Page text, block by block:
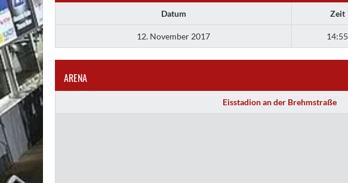
Datum Zeit
12. November 2017 14:55
ARENA
Eisstadion an der Brehmstraße